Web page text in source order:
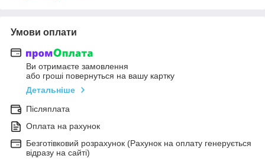
Умови оплати
Ви отримаєте замовлення
або гроші повернуться на вашу картку
Детальніше
Післяплата
Оплата на рахунок
Безготівковий розрахунок (Рахунок на оплату генерується
відразу на сайті)